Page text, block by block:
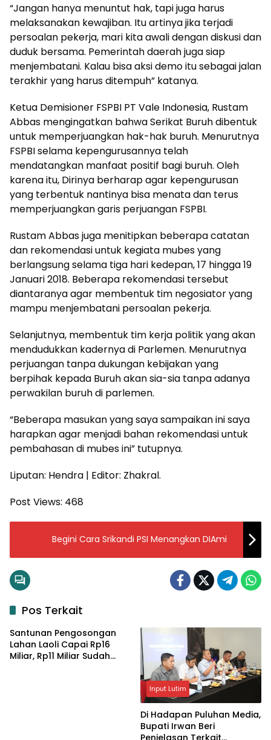
“Jangan hanya menuntut hak, tapi juga harus
melaksanakan kewajiban. Itu artinya jika terjadi
persoalan pekerja, mari kita awali dengan diskusi dan
duduk bersama. Pemerintah daerah juga siap
menjembatani. Kalau bisa aksi demo itu sebagai jalan
terakhir yang harus ditempuh” katanya.
Ketua Demisioner FSPBI PT Vale Indonesia, Rustam
Abbas mengingatkan bahwa Serikat Buruh dibentuk
untuk memperjuangkan hak-hak buruh. Menurutnya
FSPBI selama kepengurusannya telah
mendatangkan manfaat positif bagi buruh. Oleh
karena itu, Dirinya berharap agar kepengurusan
yang terbentuk nantinya bisa menata dan terus
memperjuangkan garis perjuangan FSPBI.
Rustam Abbas juga menitipkan beberapa catatan
dan rekomendasi untuk kegiata mubes yang
berlangsung selama tiga hari kedepan, 17 hingga 19
Januari 2018. Beberapa rekomendasi tersebut
diantaranya agar membentuk tim negosiator yang
mampu menjembatani persoalan pekerja.
Selanjutnya, membentuk tim kerja politik yang akan
mendudukkan kadernya di Parlemen. Menurutnya
perjuangan tanpa dukungan kebijakan yang
berpihak kepada Buruh akan sia-sia tanpa adanya
perwakilan buruh di parlemen.
“Beberapa masukan yang saya sampaikan ini saya
harapkan agar menjadi bahan rekomendasi untuk
pembahasan di mubes ini” tutupnya.
Liputan: Hendra | Editor: Zhakral.
Post Views: 468
Begini Cara Srikandi PSI Menangkan DIAmi
Pos Terkait
Santunan Pengosongan
Lahan Laoli Capai Rp16
Miliar, Rp11 Miliar Sudah
Input Lutim
Di Hadapan Puluhan Media,
Bupati Irwan Beri